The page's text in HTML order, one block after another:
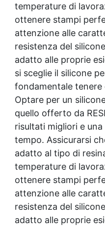
temperature di
ottenere stampi
attenzione alle
resistenza del
adatto alle proprie
si sceglie il silicone
fondamentale
Optare per un
quello offerto da
risultati migliori e
tempo. Assicurarsi
adatto al tipo di
temperature di
ottenere stampi
attenzione alle
resistenza del
adatto alle proprie